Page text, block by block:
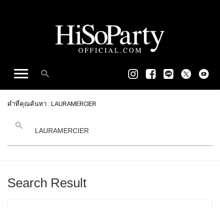
คำที่คุณค้นหา : LAURAMERCIER
Search Result